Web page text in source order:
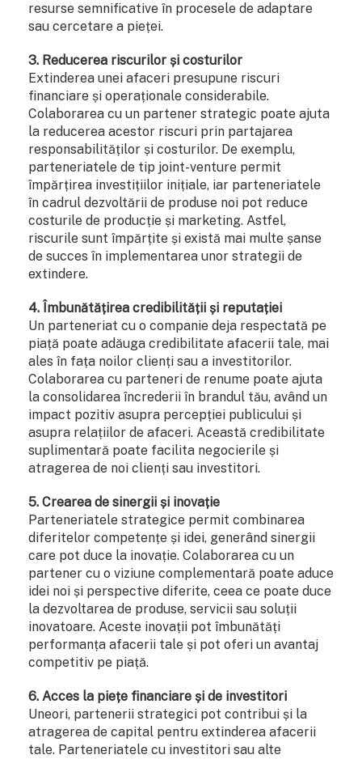
resurse semnificative în procesele de adaptare
sau cercetare a pieței.
3. Reducerea riscurilor și costurilor
Extinderea unei afaceri presupune riscuri
financiare și operaționale considerabile.
Colaborarea cu un partener strategic poate ajuta
la reducerea acestor riscuri prin partajarea
responsabilităților și costurilor. De exemplu,
parteneriatele de tip joint-venture permit
împărțirea investițiilor inițiale, iar parteneriatele
în cadrul dezvoltării de produse noi pot reduce
costurile de producție și marketing. Astfel,
riscurile sunt împărțite și există mai multe șanse
de succes în implementarea unor strategii de
extindere.
4. Îmbunătățirea credibilității și reputației
Un parteneriat cu o companie deja respectată pe
piață poate adăuga credibilitate afacerii tale, mai
ales în fața noilor clienți sau a investitorilor.
Colaborarea cu parteneri de renume poate ajuta
la consolidarea încrederii în brandul tău, având un
impact pozitiv asupra percepției publicului și
asupra relațiilor de afaceri. Această credibilitate
suplimentară poate facilita negocierile și
atragerea de noi clienți sau investitori.
5. Crearea de sinergii și inovație
Parteneriatele strategice permit combinarea
diferitelor competențe și idei, generând sinergii
care pot duce la inovație. Colaborarea cu un
partener cu o viziune complementară poate aduce
idei noi și perspective diferite, ceea ce poate duce
la dezvoltarea de produse, servicii sau soluții
inovatoare. Aceste inovații pot îmbunătăți
performanța afacerii tale și pot oferi un avantaj
competitiv pe piață.
6. Acces la piețe financiare și de investitori
Uneori, partenerii strategici pot contribui și la
atragerea de capital pentru extinderea afacerii
tale. Parteneriatele cu investitori sau alte